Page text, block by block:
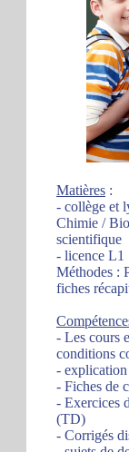
Matières :
- collège et
Chimie /
scientifique
- licence L1
Méthodes :
fiches
- Les cours
conditions
-
- Fiches de
- Exercices
(TD)
- Corrigés